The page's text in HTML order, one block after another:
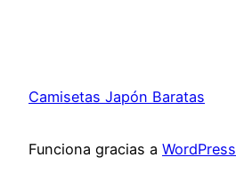
Camisetas Japón Baratas
Funciona gracias a WordPress